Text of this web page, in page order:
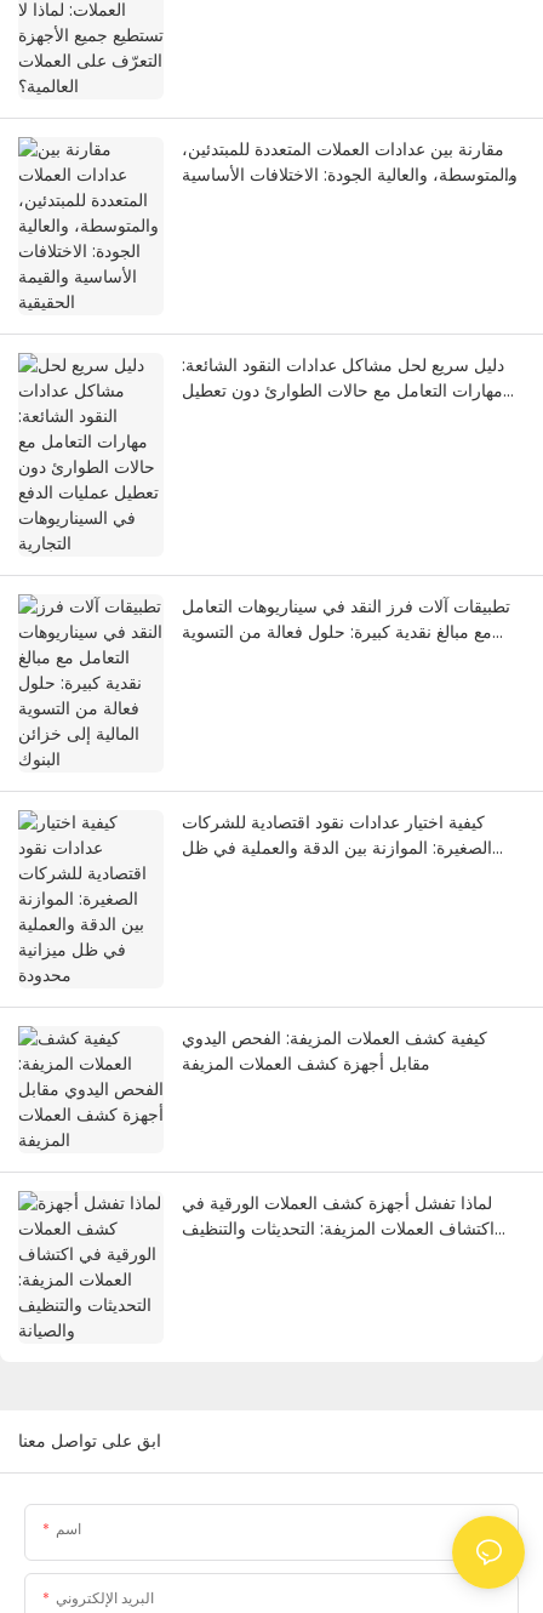
مقارنة بين عدادات العملات المتعددة للمبتدئين،
والمتوسطة، والعالية الجودة: الاختلافات الأساسية
دليل سريع لحل مشاكل عدادات النقود الشائعة:
مهارات التعامل مع حالات الطوارئ دون تعطيل
تطبيقات آلات فرز النقد في سيناريوهات التعامل
مع مبالغ نقدية كبيرة: حلول فعالة من التسوية
كيفية اختيار عدادات نقود اقتصادية للشركات
الصغيرة: الموازنة بين الدقة والعملية في ظل
كيفية كشف العملات المزيفة: الفحص اليدوي
مقابل أجهزة كشف العملات المزيفة
لماذا تفشل أجهزة كشف العملات الورقية في
اكتشاف العملات المزيفة: التحديثات والتنظيف
ابق على تواصل معنا
اسم
البريد الإلكتروني